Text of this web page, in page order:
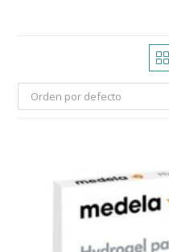
Orden por defecto